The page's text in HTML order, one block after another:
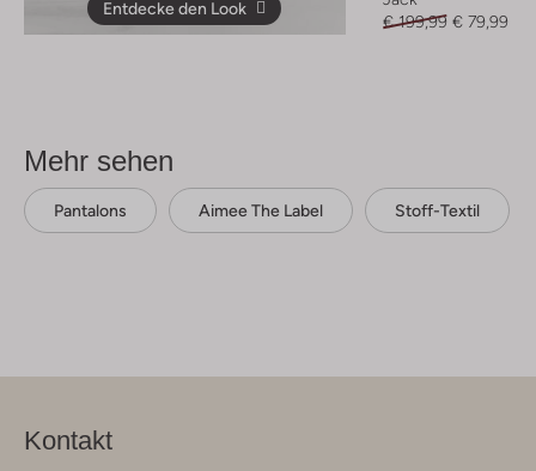
Entdecke den Look
€ 199,99 € 79,99
Mehr sehen
Pantalons Aimee The Label Stoff-Textil
Kontakt